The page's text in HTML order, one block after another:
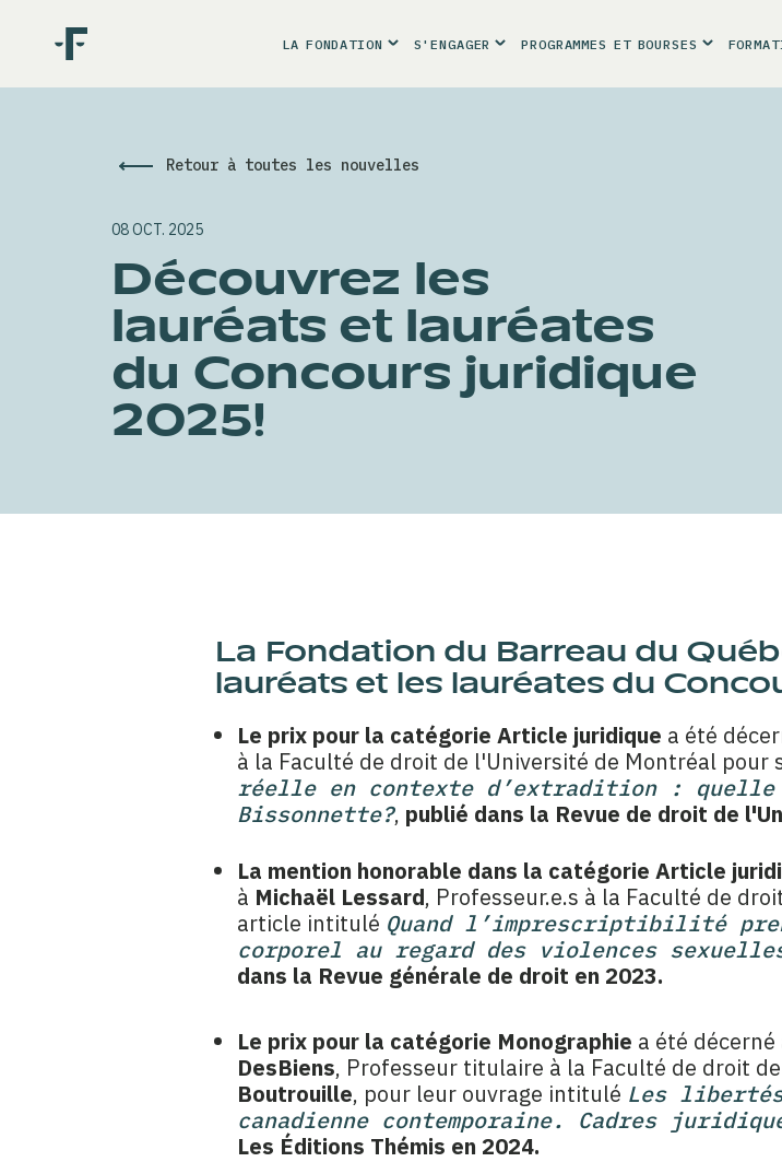
LA FONDATION S'ENGAGER PROGRAMMES ET BOURSES
Retour à toutes les nouvelles
08 OCT. 2025
Découvrez les
lauréats et lauréates
du Concours juridique
2025!
La Fondation du Barreau du
lauréats et les lauréates du
Le prix pour la catégorie Article juridique a été
à la Faculté de droit de l'Université de Montréal
réelle en contexte d’extradition :
Bissonnette?, publié dans la Revue de droit de
La mention honorable dans la catégorie Article
à Michaël Lessard, Professeur.e.s à la Faculté de
article intitulé Quand l’imprescriptibilité
corporel au regard des violences
dans la Revue générale de droit en 2023.
Le prix pour la catégorie Monographie a été décerné
DesBiens, Professeur titulaire à la Faculté de droit
Boutrouille, pour leur ouvrage intitulé Les
canadienne contemporaine. Cadres
Les Éditions Thémis en 2024.